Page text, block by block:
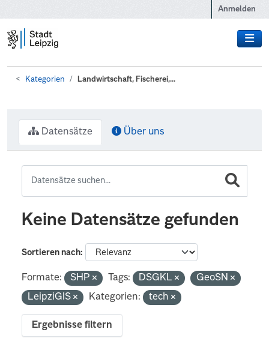
Anmelden
Kategorien Landwirtschaft, Fischerei,...
Datensätze Über uns
Keine Datensätze gefunden
Sortieren nach
Formate: SHP Tags: DSGKL
GeoSN
LeipziGIS
Kategorien: tech
Ergebnisse filtern